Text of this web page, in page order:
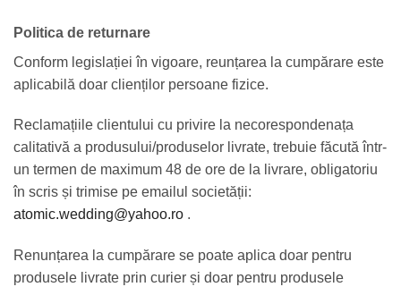
Politica de returnare
Conform legislației în vigoare, reunțarea la cumpărare este
aplicabilă doar clienților persoane fizice.
Reclamațiile clientului cu privire la necorespondenața
calitativă a produsului/produselor livrate, trebuie făcută într-
un termen de maximum 48 de ore de la livrare, obligatoriu
în scris și trimise pe emailul societății:
atomic.wedding@yahoo.ro .
Renunțarea la cumpărare se poate aplica doar pentru
produsele livrate prin curier și doar pentru produsele